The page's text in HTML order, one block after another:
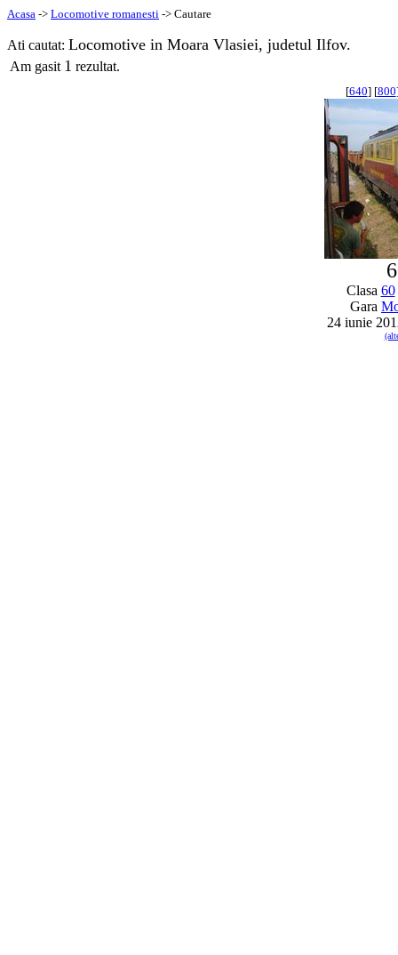
Acasa -> Locomotive romanesti -> Cautare
Ati cautat: Locomotive in Moara Vlasiei, judetul Ilfov.
Am gasit 1 rezultat.
[640] [800
Clasa 60
Gara
24 iunie